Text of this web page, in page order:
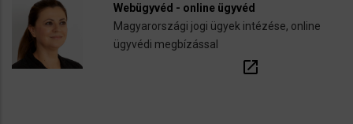
Webügyvéd - online ügyvéd
Magyarországi jogi ügyek intézése, online
ügyvédi megbízással
open_in_new